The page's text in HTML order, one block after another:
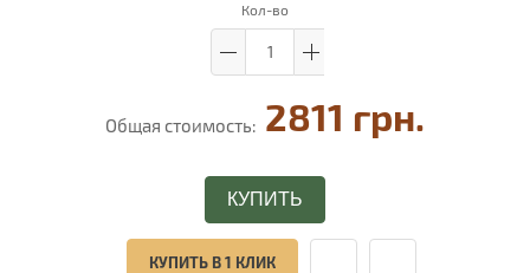
Кол-во
Общая стоимость: 2811 грн.
КУПИТЬ
КУПИТЬ В 1 КЛИК